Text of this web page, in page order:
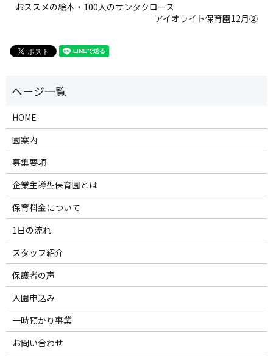
おススメの絵本・100人のサンタクロース
アイオライト保育園12月②
HOME
園案内
募集要項
企業主導型保育園とは
保育料金について
1日の流れ
スタッフ紹介
保護者の声
入園申込み
一時預かり事業
お問い合わせ